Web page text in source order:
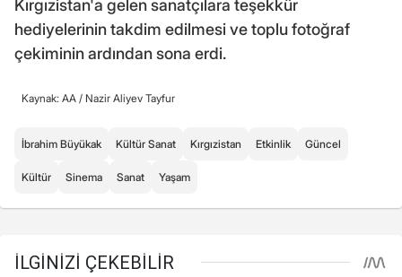
Kırgızistan'a gelen sanatçılara teşekkür
hediyelerinin takdim edilmesi ve toplu fotoğraf
çekiminin ardından sona erdi.
Kaynak: AA / Nazir Aliyev Tayfur
İbrahim Büyükak Kültür Sanat Kırgızistan Etkinlik Güncel
Kültür Sinema Sanat Yaşam